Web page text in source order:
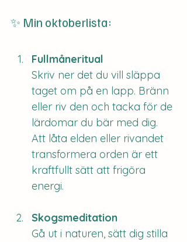
✨ Min oktoberlista:
Fullmåneritual
Skriv ner det du vill släppa
taget om på en lapp. Bränn
eller riv den och tacka för de
lärdomar du bär med dig.
Att låta elden eller rivandet
transformera orden är ett
kraftfullt sätt att frigöra
energi.
Skogsmeditation
Gå ut i naturen, sätt dig stilla